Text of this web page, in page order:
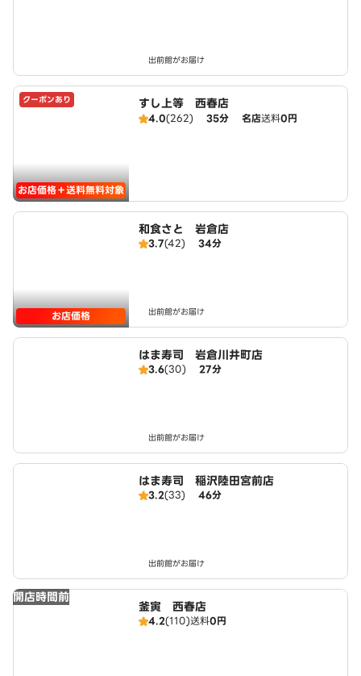
出前館がお届け
クーポンあり
お店価格＋送料無料対象
すし上等 西春店
4.0(262) 35分 名店送料0円
お店価格
和食さと 岩倉店
3.7(42) 34分
出前館がお届け
はま寿司 岩倉川井町店
3.6(30) 27分
出前館がお届け
はま寿司 稲沢陸田宮前店
3.2(33) 46分
出前館がお届け
開店時間前
釜寅 西春店
4.2(110)送料0円